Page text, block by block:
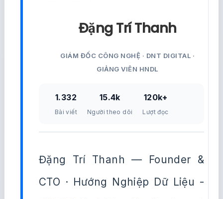
Đặng Trí Thanh
GIÁM ĐỐC CÔNG NGHỆ · DNT DIGITAL ·
GIẢNG VIÊN HNDL
1.332
Bài viết
15.4k
Người theo dõi
120k+
Lượt đọc
Đặng Trí Thanh — Founder &
CTO · Hướng Nghiệp Dữ Liệu -